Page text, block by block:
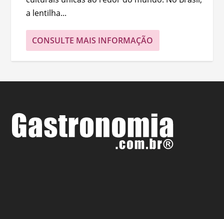
a lentilha...
CONSULTE MAIS INFORMAÇÃO